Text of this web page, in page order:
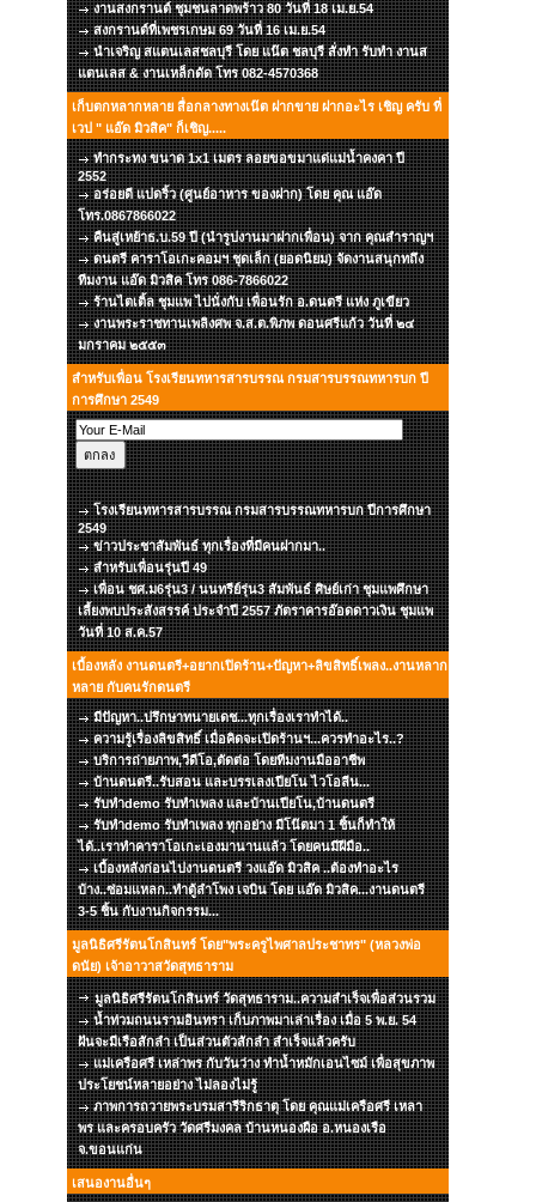
งานสงกรานต์ ชุมชนลาดพร้าว 80 วันที่ 18 เม.ย.54
สงกรานต์ที่เพชรเกษม 69 วันที่ 16 เม.ย.54
นำเจริญ สแตนเลสชลบุรี โดย แน๊ต ชลบุรี สั่งทำ รับทำ งานส
แตนเลส & งานเหล็กดัด โทร 082-4570368
เก็บตกหลากหลาย สื่อกลางทางเน๊ต ฝากขาย ฝากอะไร เชิญ ครับ ที่
เวป " แอ๊ด มิวสิค" ก็เชิญ.....
ทำกระทง ขนาด 1x1 เมตร ลอยขอขมาแด่แม่น้ำคงคา ปี
2552
อร่อยดี แปดริ้ว (ศูนย์อาหาร ของฝาก) โดย คุณ แอ๊ด
โทร.0867866022
คืนสู่เหย้าธ.บ.59 ปี (นำรูปงานมาฝากเพื่อน) จาก คุณสำราญฯ
ดนตรี คาราโอเกะคอมฯ ชุดเล็ก (ยอดนิยม) จัดงานสนุกทถึง
ทีมงาน แอ๊ด มิวสิค โทร 086-7866022
ร้านไตเติ้ล ชุมแพ ไปนั่งกับ เพื่อนรัก อ.ดนตรี แห่ง ภูเขียว
งานพระราชทานเพลิงศพ จ.ส.ต.พิภพ ดอนศรีแก้ว วันที่ ๒๔
มกราคม ๒๕๕๓
สำหรับเพื่อน โรงเรียนทหารสารบรรณ กรมสารบรรณทหารบก ปี
การศึกษา 2549
โรงเรียนทหารสารบรรณ กรมสารบรรณทหารบก ปีการศึกษา
2549
ข่าวประชาสัมพันธ์ ทุกเรื่องที่มีคนฝากมา..
สำหรับเพื่อนรุ่นปี 49
เพื่อน ชศ.ม6รุ่น3 / นนทรีย์รุ่น3 สัมพันธ์ ศิษย์เก่า ชุมแพศึกษา
เลี้ยงพบประสังสรรค์ ประจำปี 2557 ภัตราคารอ๊อดดาวเงิน ชุมแพ
วันที่ 10 ส.ค.57
เบื้องหลัง งานดนตรี+อยากเปิดร้าน+ปัญหา+ลิขสิทธิ์เพลง..งานหลาก
หลาย กับคนรักดนตรี
มีปัญหา..ปรึกษาทนายเดช...ทุกเรื่องเราทำได้..
ความรู้เรื่องลิขสิทธิ์ เมื่อคิดจะเปิดร้านฯ...ควรทำอะไร..?
บริการถ่ายภาพ,วีดีโอ,ตัดต่อ โดยทีมงานมืออาชีพ
บ้านดนตรี..รับสอน และบรรเลงเปียโน ไวโอลีน...
รับทำdemo รับทำเพลง และบ้านเปียโน,บ้านดนตรี
รับทำdemo รับทำเพลง ทุกอย่าง มีโน๊ตมา 1 ชิ้นก็ทำให้
ได้..เราทำคาราโอเกะเองมานานแล้ว โดยคนมีฝีมือ..
เบื้องหลังก่อนไปงานดนตรี วงแอ๊ด มิวสิค ..ต้องทำอะไร
บ้าง..ซ่อมแหลก..ทำตู้ลำโพง เจบิน โดย แอ๊ด มิวสิค...งานดนตรี
3-5 ชิ้น กับงานกิจกรรม...
มูลนิธิศรีรัตนโกสินทร์ โดย"พระครูไพศาลประชาทร" (หลวงพ่อ
ดนัย) เจ้าอาวาสวัดสุทธาราม
มูลนิธิศรีรัตนโกสินทร์ วัดสุทธาราม..ความสำเร็จเพื่อส่วนรวม
น้ำท่วมถนนรามอินทรา เก็บภาพมาเล่าเรื่อง เมื่อ 5 พ.ย. 54
ฝันจะมีเรือสักลำ เป็นส่วนตัวสักลำ สำเร็จแล้วครับ
แม่เครือศรี เหล่าพร กับวันว่าง ทำน้ำหมักเอนไซม์ เพื่อสุขภาพ
ประโยชน์หลายอย่าง ไม่ลองไม่รู้
ภาพการถวายพระบรมสารีริกธาตุ โดย คุณแม่เครือศรี เหลา
พร และครอบครัว วัดศรีมงคล บ้านหนองผือ อ.หนองเรือ
จ.ขอนแก่น
เสนองานอื่นๆ